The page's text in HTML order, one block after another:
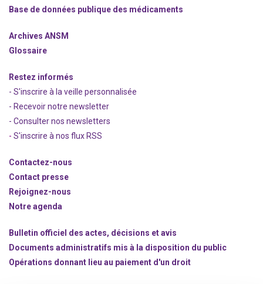
Base de données publique des médicaments
Archives ANSM
Glossaire
Restez informés
- S'inscrire à la veille personnalisée
- Recevoir notre newsletter
- Consulter nos newsletters
- S'inscrire à nos flux RSS
Contactez-nous
Contact presse
Rejoignez-nous
Notre agenda
Bulletin officiel des actes, décisions et avis
Documents administratifs mis à la disposition du public
Opérations donnant lieu au paiement d'un droit